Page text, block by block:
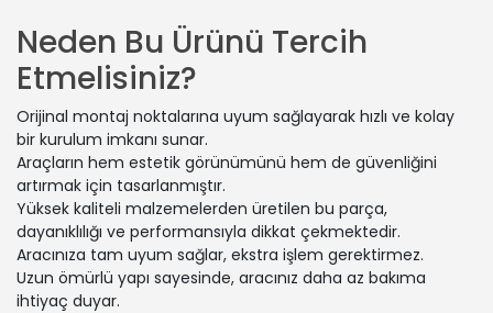
Neden Bu Ürünü Tercih
Etmelisiniz?
Orijinal montaj noktalarına uyum sağlayarak hızlı ve kolay
bir kurulum imkanı sunar.
Araçların hem estetik görünümünü hem de güvenliğini
artırmak için tasarlanmıştır.
Yüksek kaliteli malzemelerden üretilen bu parça,
dayanıklılığı ve performansıyla dikkat çekmektedir.
Aracınıza tam uyum sağlar, ekstra işlem gerektirmez.
Uzun ömürlü yapı sayesinde, aracınız daha az bakıma
ihtiyaç duyar.